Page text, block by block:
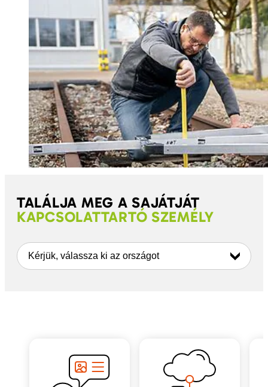
TALÁLJA MEG A SAJÁTJÁT
KAPCSOLATTARTÓ SZEMÉLY
Kérjük, válassza ki az országot